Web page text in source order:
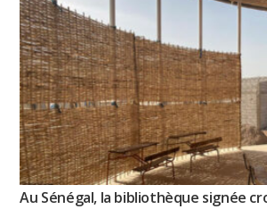
Au Sénégal, la bibliothèque signée